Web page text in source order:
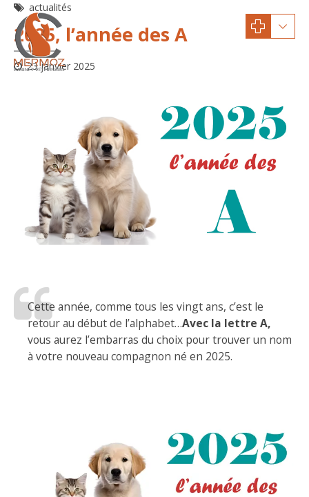
actualités
2025, l’année des A
23 janvier 2025
Cette année, comme tous les vingt ans, c’est le
retour au début de l’alphabet…Avec la lettre A,
vous aurez l’embarras du choix pour trouver un nom
à votre nouveau compagnon né en 2025.